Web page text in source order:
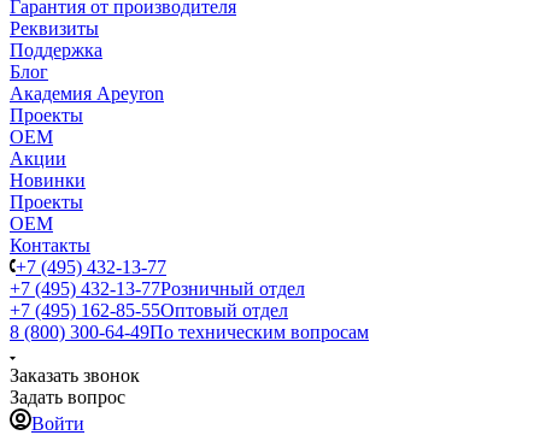
Гарантия от производителя
Реквизиты
Поддержка
Блог
Академия Apeyron
Проекты
ОЕМ
Акции
Новинки
Проекты
ОЕМ
Контакты
+7 (495) 432-13-77
+7 (495) 432-13-77Розничный отдел
+7 (495) 162-85-55Оптовый отдел
8 (800) 300-64-49По техническим вопросам
Заказать звонок
Задать вопрос
Войти